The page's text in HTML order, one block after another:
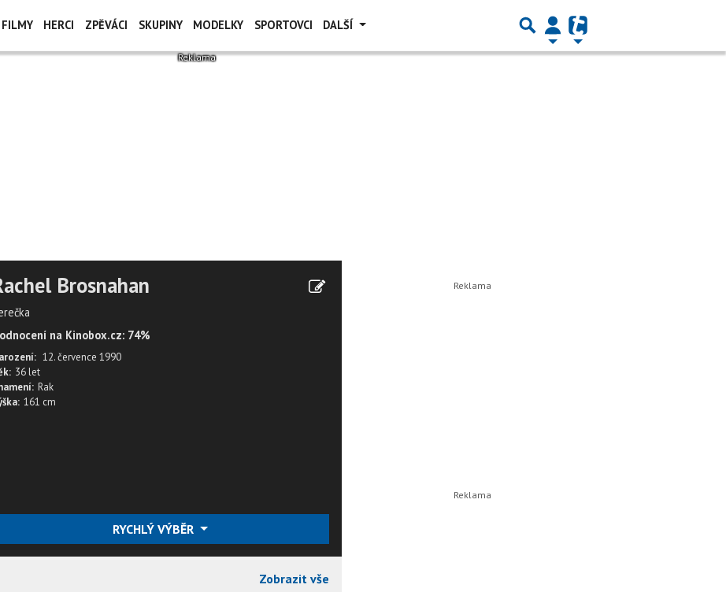
FILMY HERCI ZPĚVÁCI SKUPINY MODELKY SPORTOVCI DALŠÍ
Brosnahan
na Kinobox.cz: 74%
12. července 1990
36 let
Rak
161 cm
RYCHLÝ VÝBĚR
Zobrazit vše